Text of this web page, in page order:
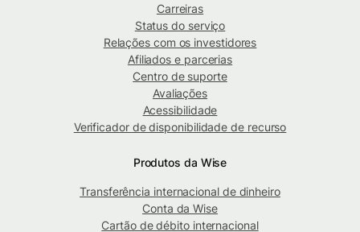
Carreiras
Status do serviço
Relações com os investidores
Afiliados e parcerias
Centro de suporte
Avaliações
Acessibilidade
Verificador de disponibilidade de recurso
Produtos da Wise
Transferência internacional de dinheiro
Conta da Wise
Cartão de débito internacional